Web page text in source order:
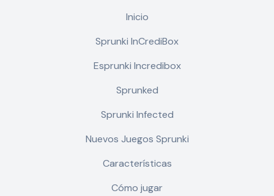
Inicio
Sprunki InCrediBox
Esprunki Incredibox
Sprunked
Sprunki Infected
Nuevos Juegos Sprunki
Características
Cómo jugar